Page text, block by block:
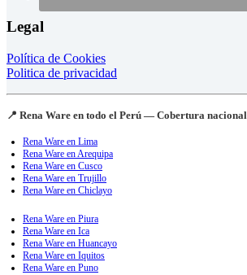
Legal
Política de Cookies
Politica de privacidad
📍 Rena Ware en todo el Perú — Cobertura nacional
Rena Ware en Lima
Rena Ware en Arequipa
Rena Ware en Cusco
Rena Ware en Trujillo
Rena Ware en Chiclayo
Rena Ware en Piura
Rena Ware en Ica
Rena Ware en Huancayo
Rena Ware en Iquitos
Rena Ware en Puno